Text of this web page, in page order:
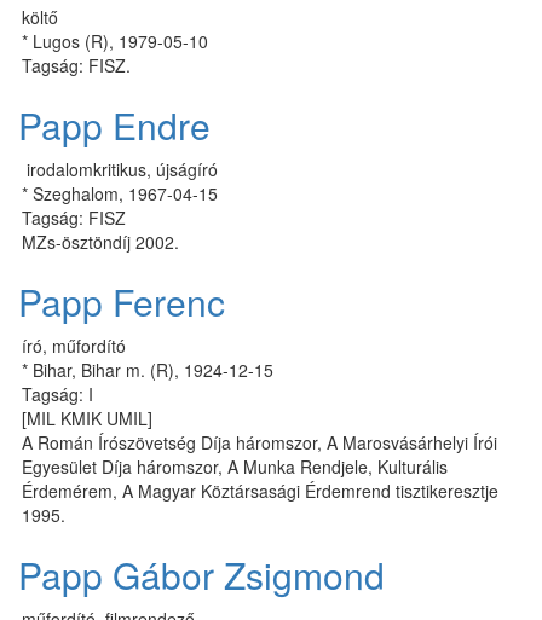
költő
* Lugos (R), 1979-05-10
Tagság: FISZ.
Papp Endre
irodalomkritikus, újságíró
* Szeghalom, 1967-04-15
Tagság: FISZ
MZs-ösztöndíj 2002.
Papp Ferenc
író, műfordító
* Bihar, Bihar m. (R), 1924-12-15
Tagság: I
[MIL KMIK UMIL]
A Román Írószövetség Díja háromszor, A Marosvásárhelyi Írói
Egyesület Díja háromszor, A Munka Rendjele, Kulturális
Érdemérem, A Magyar Köztársasági Érdemrend tisztikeresztje
1995.
Papp Gábor Zsigmond